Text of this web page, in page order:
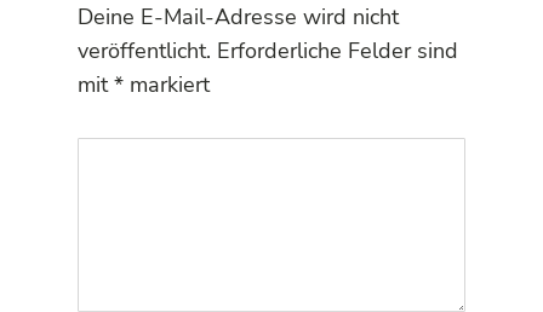
Deine E-Mail-Adresse wird nicht
veröffentlicht. Erforderliche Felder sind
mit* markiert